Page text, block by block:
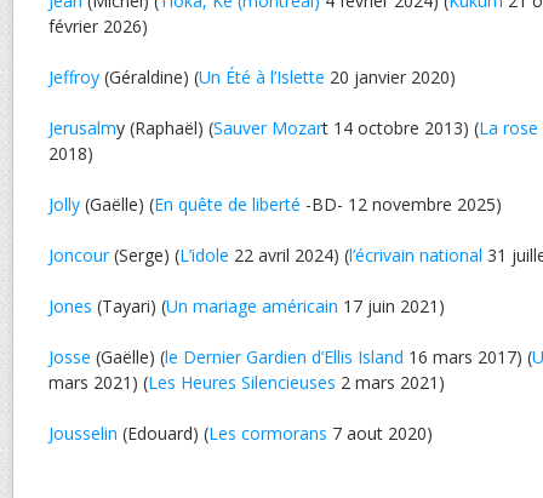
février 2026)
Jeffroy (Géraldine) (Un Été à l’Islette 20 janvier 2020)
Jerusalmy (Raphaël) (Sauver Mozart 14 octobre 2013) (La rose
2018)
Jolly (Gaëlle) (En quête de liberté -BD- 12 novembre 2025)
Joncour(Serge) (L’idole 22 avril 2024) (l’écrivain national 31
Jones (Tayari) (Un mariage américain 17 juin 2021)
Josse (Gaëlle) (le Dernier Gardien d’Ellis Island 16 mars 2017) (
mars 2021) (Les Heures Silencieuses 2 mars 2021)
Jousselin (Edouard) (Les cormorans 7 aout 2020)